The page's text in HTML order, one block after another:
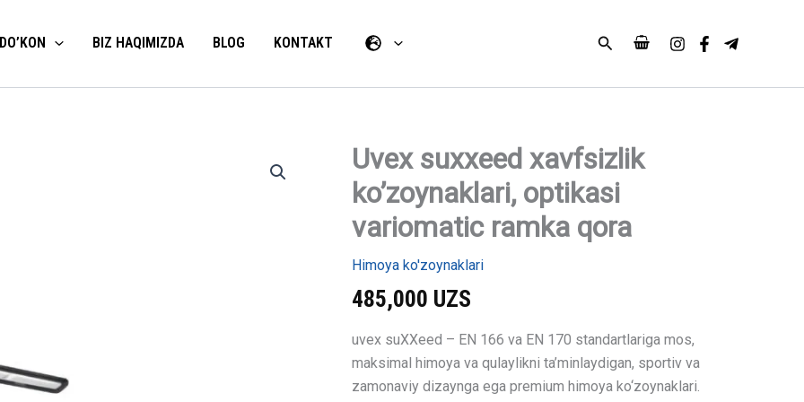
DO’KON BIZ HAQIMIZDA BLOG KONTAKT Search
Uvex suxxeed xavfsizlik
ko’zoynaklari, optikasi
variomatic ramka qora
Himoya ko'zoynaklari
485,000 UZS
uvex suXXeed – EN 166 va EN 170 standartlariga mos,
maksimal himoya va qulaylikni ta’minlaydigan, sportiv va
zamonaviy dizaynga ega premium himoya ko‘zoynaklari.
Uvex
suxxeed
xavfsizlik
ko'zoynaklari,
optikasi
variomatic
ramka
miqdori
miqdori